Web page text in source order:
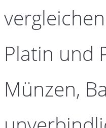
Platin und
Münzen,